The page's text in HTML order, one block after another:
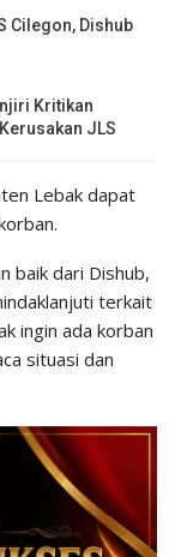
Cilegon, Dishub
Kritikan
JLS
Lebak dapat
baik dari Dishub,
terkait
ingin ada korban
situasi dan